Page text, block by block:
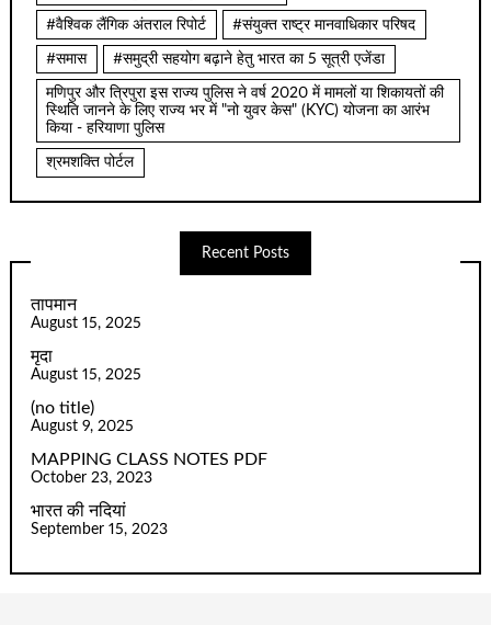
#वैश्विक लैंगिक अंतराल रिपोर्ट #संयुक्त राष्ट्र मानवाधिकार परिषद
#समास #समुद्री सहयोग बढ़ाने हेतु भारत का 5 सूत्री एजेंडा
मणिपुर और त्रिपुरा इस राज्य पुलिस ने वर्ष 2020 में मामलों या शिकायतों की
स्थिति जानने के लिए राज्य भर में "नो युवर केस" (KYC) योजना का आरंभ
किया - हरियाणा पुलिस
श्रमशक्ति पोर्टल
Recent Posts
तापमान
August 15, 2025
मृदा
August 15, 2025
(no title)
August 9, 2025
MAPPING CLASS NOTES PDF
October 23, 2023
भारत की नदियां
September 15, 2023